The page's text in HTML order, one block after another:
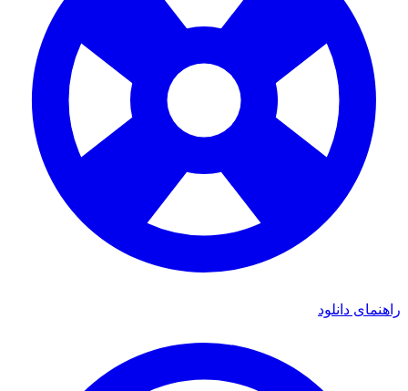
راهنمای دانلود